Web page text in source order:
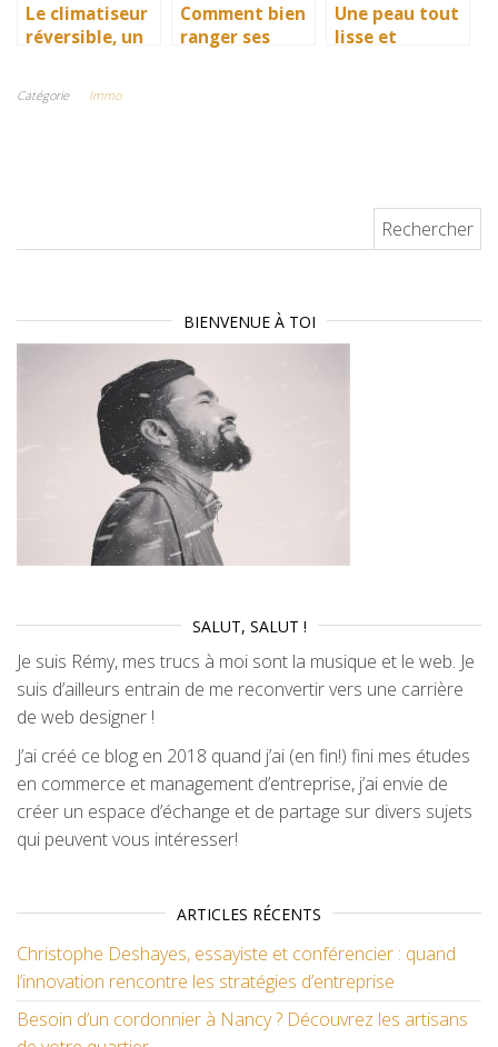
Le climatiseur
réversible, un
rafraichir
Comment bien
ranger ses
Une peau tout
lisse et
Catégorie Immo
BIENVENUE À TOI
SALUT, SALUT !
Je suis Rémy, mes trucs à moi sont la musique et le web. Je
suis d’ailleurs entrain de me reconvertir vers une carrière
de web designer !
J’ai créé ce blog en 2018 quand j’ai (en fin!) fini mes études
en commerce et management d’entreprise, j’ai envie de
créer un espace d’échange et de partage sur divers sujets
qui peuvent vous intéresser!
ARTICLES RÉCENTS
Christophe Deshayes, essayiste et conférencier : quand
l’innovation rencontre les stratégies d’entreprise
Besoin d’un cordonnier à Nancy ? Découvrez les artisans